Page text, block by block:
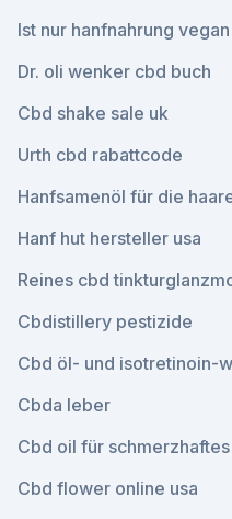
Ist nur hanfnahrung vegan
Dr. oli wenker cbd buch
Cbd shake sale uk
Urth cbd rabattcode
Hanfsamenöl für die
Hanf hut hersteller usa
Reines cbd
Cbdistillery pestizide
Cbd öl- und isotretinoin-
Cbda leber
Cbd oil für
Cbd flower online usa